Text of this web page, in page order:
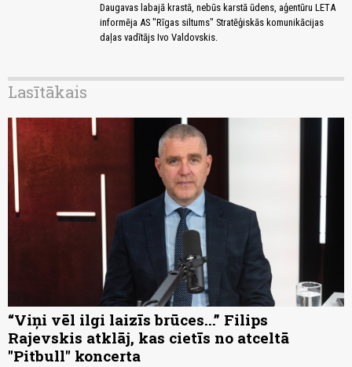
Daugavas labajā krastā, nebūs karstā ūdens, aģentūru LETA
informēja AS "Rīgas siltums" Stratēģiskās komunikācijas
daļas vadītājs Ivo Valdovskis.
Lasītākais
“Viņi vēl ilgi laizīs brūces...” Filips
Rajevskis atklāj, kas cietīs no atceltā
"Pitbull" koncerta